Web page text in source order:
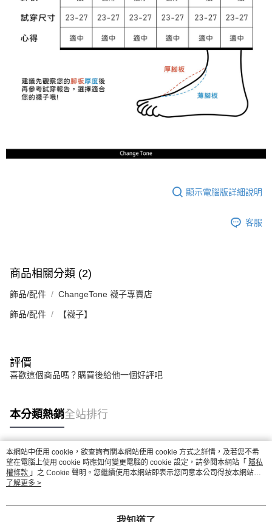
顯示電腦版詳細說明
客服
商品相關分類 (2)
飾品/配件 ChangeTone 襪子專賣店
飾品/配件 【襪子】
評價
喜歡這個商品嗎？購買後給他一個好評吧
本分類熱銷全站排行
熱門標籤
本網站中使用 cookie，欲查詢有關本網站使用 cookie 方式之詳情，及若您不希
望在電腦上使用 cookie 時應如何變更電腦的 cookie 設定，請參閱本網站「 隱私
權條款 」之 Cookie 聲明。您繼續使用本網站即表示您同意本公司得按本網站使
用條款之 Cookie 聲明使用 cookie。
了解更多 >